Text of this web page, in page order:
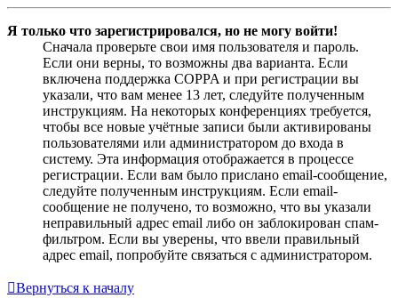
Я только что зарегистрировался, но не могу войти!
Сначала проверьте свои имя пользователя и пароль.
Если они верны, то возможны два варианта. Если
включена поддержка COPPA и при регистрации вы
указали, что вам менее 13 лет, следуйте полученным
инструкциям. На некоторых конференциях требуется,
чтобы все новые учётные записи были активированы
пользователями или администратором до входа в
систему. Эта информация отображается в процессе
регистрации. Если вам было прислано email-сообщение,
следуйте полученным инструкциям. Если email-
сообщение не получено, то возможно, что вы указали
неправильный адрес email либо он заблокирован спам-
фильтром. Если вы уверены, что ввели правильный
адрес email, попробуйте связаться с администратором.
Вернуться к началу